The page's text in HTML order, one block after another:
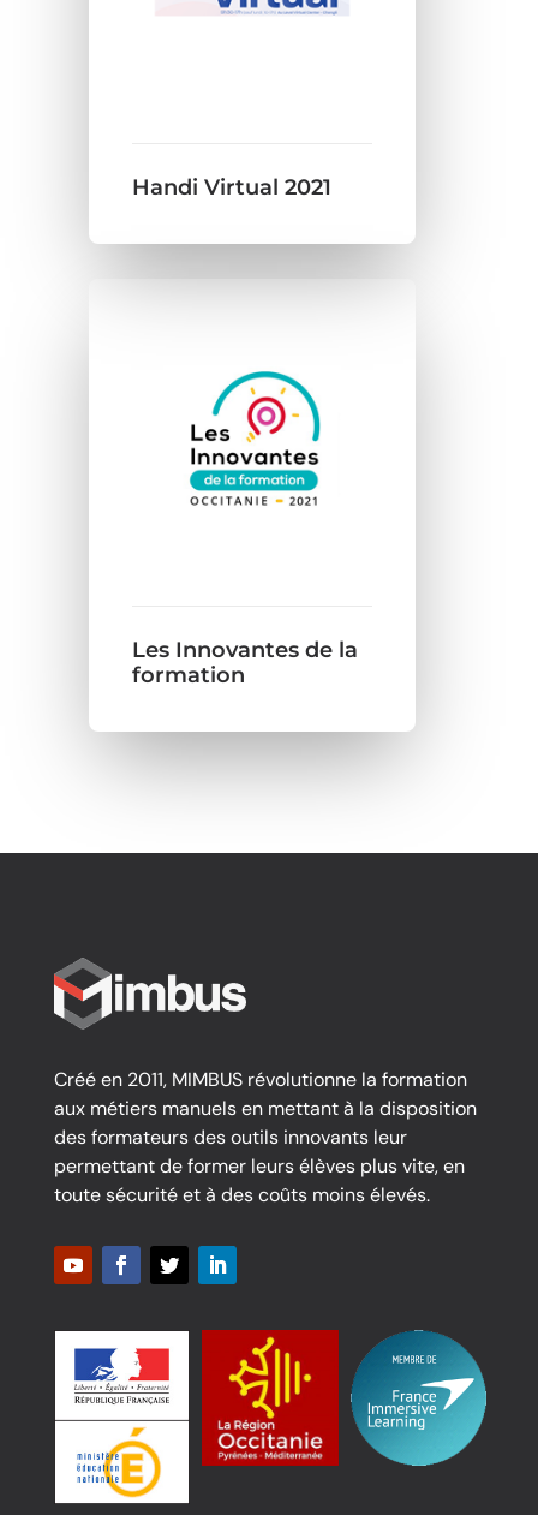
Handi Virtual 2021
Les Innovantes de la
formation
Créé en 2011, MIMBUS révolutionne la formation
aux métiers manuels en mettant à la disposition
des formateurs des outils innovants leur
permettant de former leurs élèves plus vite, en
toute sécurité et à des coûts moins élevés.